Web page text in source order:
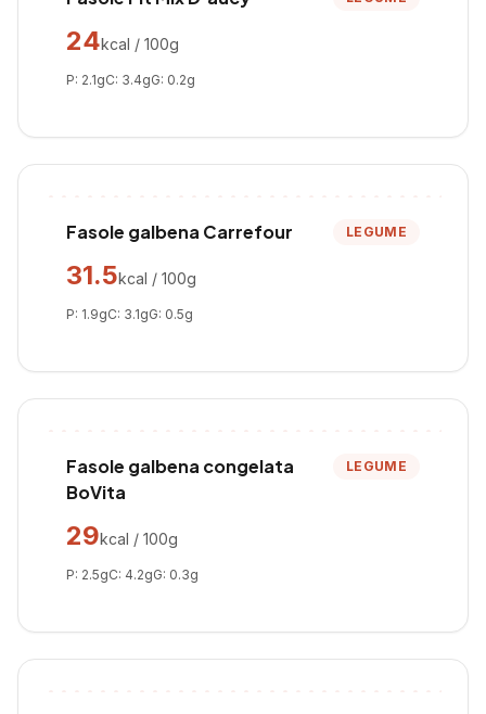
24kcal / 100g
P: 2.1gC: 3.4gG: 0.2g
Fasole galbena Carrefour LEGUME
31.5kcal / 100g
P: 1.9gC: 3.1gG: 0.5g
Fasole galbena congelata
BoVita
LEGUME
29kcal / 100g
P: 2.5gC: 4.2gG: 0.3g